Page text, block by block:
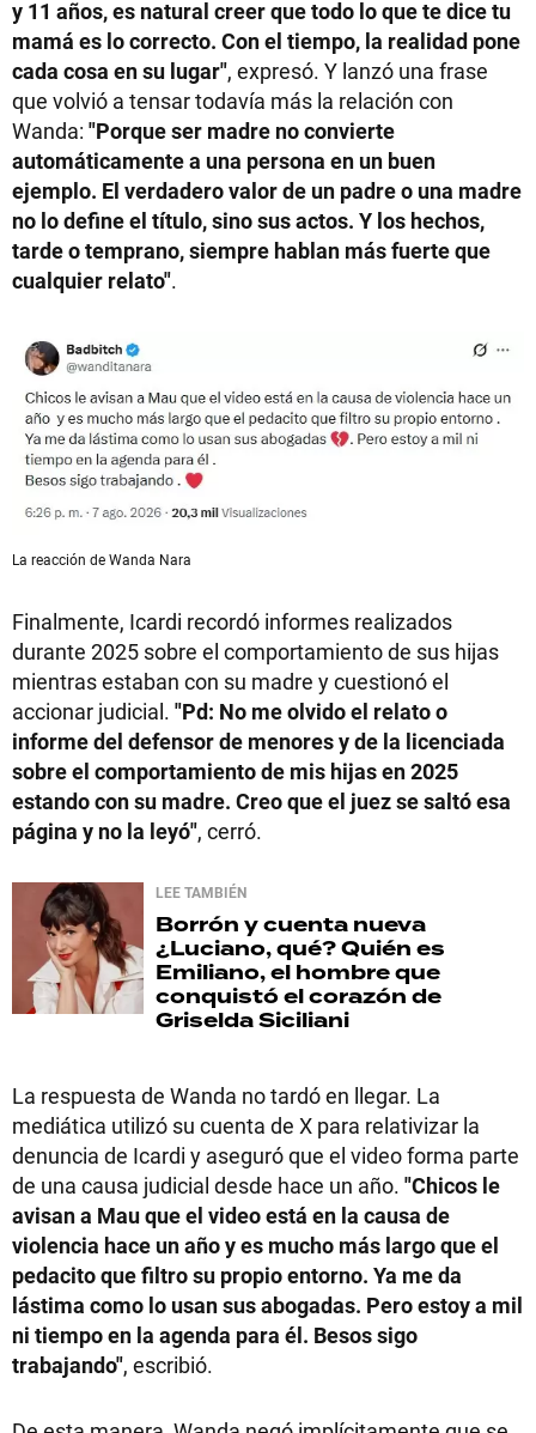
y 11 años, es natural creer que todo lo que te dice tu
mamá es lo correcto. Con el tiempo, la realidad pone
cada cosa en su lugar", expresó. Y lanzó una frase
que volvió a tensar todavía más la relación con
Wanda: "Porque ser madre no convierte
automáticamente a una persona en un buen
ejemplo. El verdadero valor de un padre o una madre
no lo define el título, sino sus actos. Y los hechos,
tarde o temprano, siempre hablan más fuerte que
cualquier relato".
La reacción de Wanda Nara
Finalmente, Icardi recordó informes realizados
durante 2025 sobre el comportamiento de sus hijas
mientras estaban con su madre y cuestionó el
accionar judicial. "Pd: No me olvido el relato o
informe del defensor de menores y de la licenciada
sobre el comportamiento de mis hijas en 2025
estando con su madre. Creo que el juez se saltó esa
página y no la leyó", cerró.
LEE TAMBIÉN
Borrón y cuenta nueva
¿Luciano, qué? Quién es
Emiliano, el hombre que
conquistó el corazón de
Griselda Siciliani
La respuesta de Wanda no tardó en llegar. La
mediática utilizó su cuenta de X para relativizar la
denuncia de Icardi y aseguró que el video forma parte
de una causa judicial desde hace un año. "Chicos le
avisan a Mau que el video está en la causa de
violencia hace un año y es mucho más largo que el
pedacito que filtro su propio entorno. Ya me da
lástima como lo usan sus abogadas. Pero estoy a mil
ni tiempo en la agenda para él. Besos sigo
trabajando", escribió.